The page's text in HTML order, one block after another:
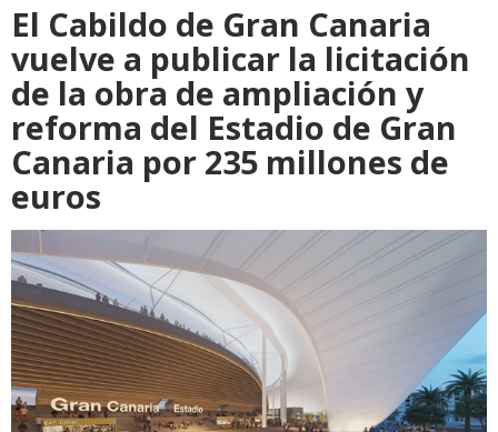
El Cabildo de Gran Canaria
vuelve a publicar la licitación
de la obra de ampliación y
reforma del Estadio de Gran
Canaria por 235 millones de
euros